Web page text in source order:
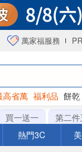
萬家福服務
高省萬 福利品 餅乾
買一送一 第二
熱門3C